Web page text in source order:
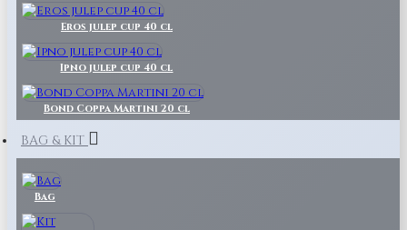
Eros julep cup 40 cl
Ipno julep cup 40 cl
Bond Coppa Martini 20 cl
BAG & KIT
Bag